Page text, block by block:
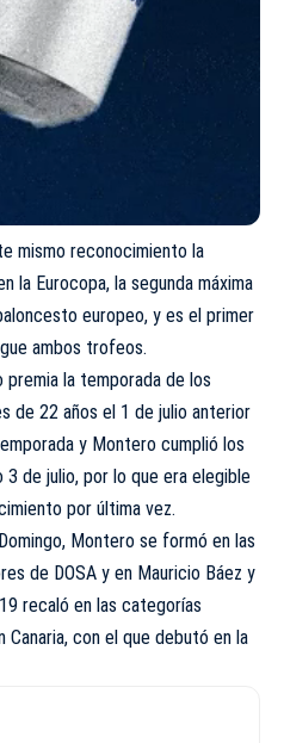
mismo reconocimiento la
la Eurocopa, la segunda máxima
europeo, y es el primer
ambos trofeos.
premia la temporada de los
de 22 años el 1 de julio anterior
y Montero cumplió los
3 de julio, por lo que era elegible
por última vez.
Montero se formó en las
de DOSA y en Mauricio Báez y
recaló en las categorías
Canaria, con el que debutó en la